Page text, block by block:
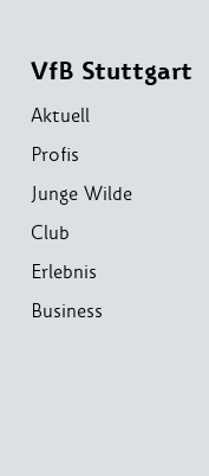
VfB Stuttgart
Aktuell
Profis
Junge Wilde
Club
Erlebnis
Business